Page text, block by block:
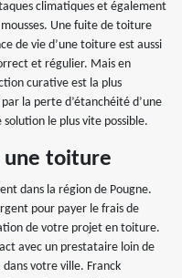
climatiques et également
Une fuite de toiture
de vie d’une toiture est aussi
et régulier. Mais en
curative est la plus
la perte d’étanchéité d’une
le plus vite possible.
une toiture
dans la région de Pougne.
pour payer le frais de
de votre projet en toiture.
avec un prestataire loin de
dans votre ville. Franck